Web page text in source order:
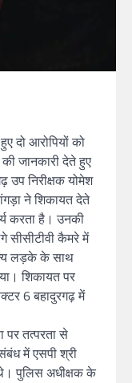
दो आरोपियों को
जानकारी देते हुए
उप निरीक्षक योमेश
ने शिकायत देते
करता है। उनकी
सीसीटीवी कैमरे में
लड़के के साथ
शिकायत पर
6 बहादुरगढ़ में
पर तत्परता से
में एसपी श्री
थे। पुलिस अधीक्षक के